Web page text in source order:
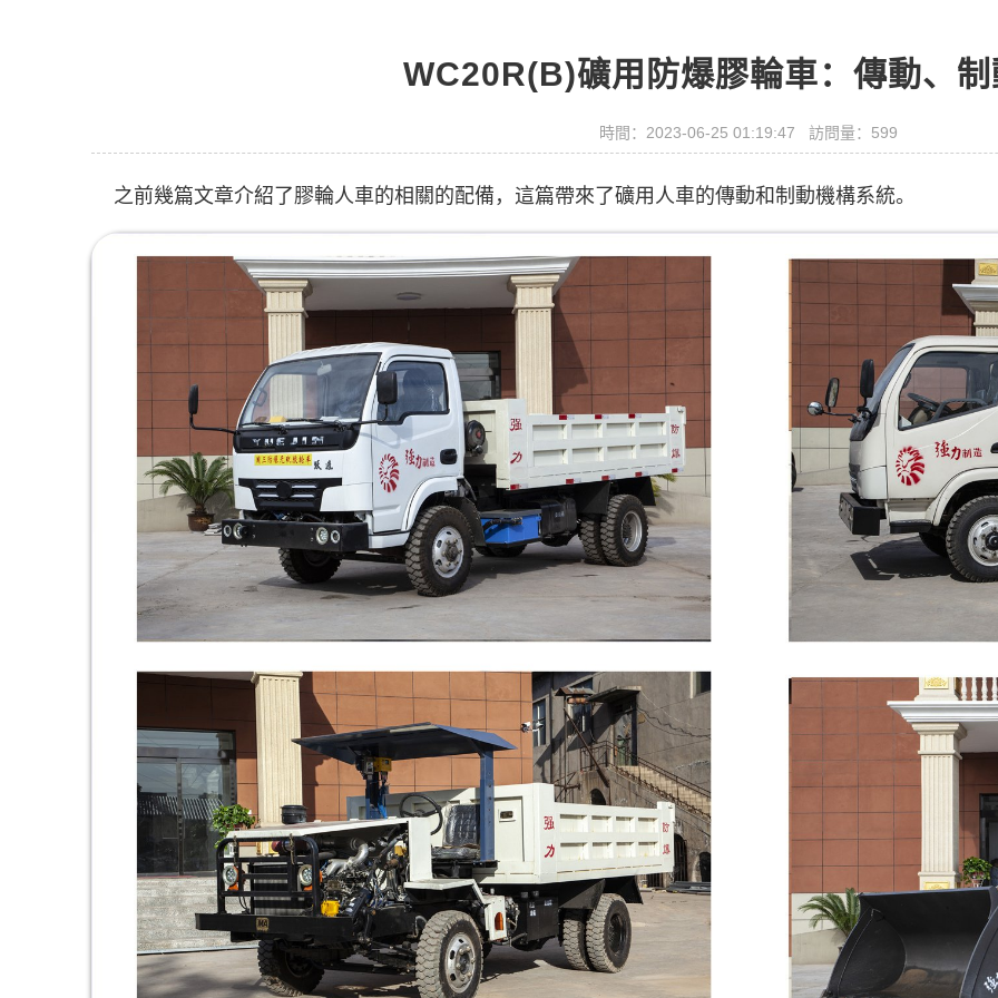
WC20R(B)礦用防爆膠輪車：傳動、
時間：2023-06-25 01:19:47 訪問量：599
之前幾篇文章介紹了膠輪人車的相關的配備，這篇帶來了礦用人車的傳動和制動機構系統。